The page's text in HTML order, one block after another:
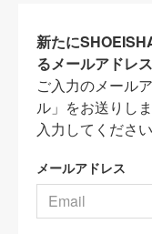
新たに
るメールアドレ
ご入力のメール
ル」をお送りし
入力してください
メールアドレス